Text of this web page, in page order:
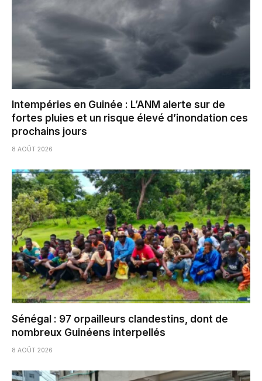
Intempéries en Guinée : L’ANM alerte sur de
fortes pluies et un risque élevé d’inondation ces
prochains jours
8 AOÛT 2026
Sénégal : 97 orpailleurs clandestins, dont de
nombreux Guinéens interpellés
8 AOÛT 2026